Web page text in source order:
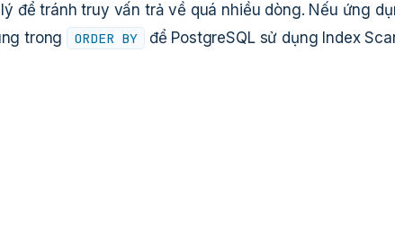
lý để tránh truy vấn trả về quá nhiều dòng. Nếu ứng
trong
ORDER BY
để PostgreSQL sử dụng Index